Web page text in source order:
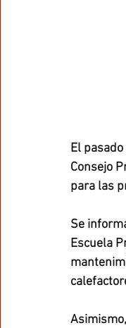
El
Consejo
para las
Se
Escuela